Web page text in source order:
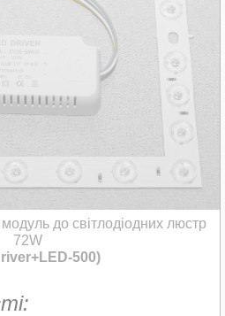
до світлодіодних люстр
72W
500)